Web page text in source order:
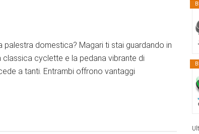
domestica? Magari ti stai guardando in
cyclette e la pedana vibrante di
a tanti. Entrambi offrono vantaggi